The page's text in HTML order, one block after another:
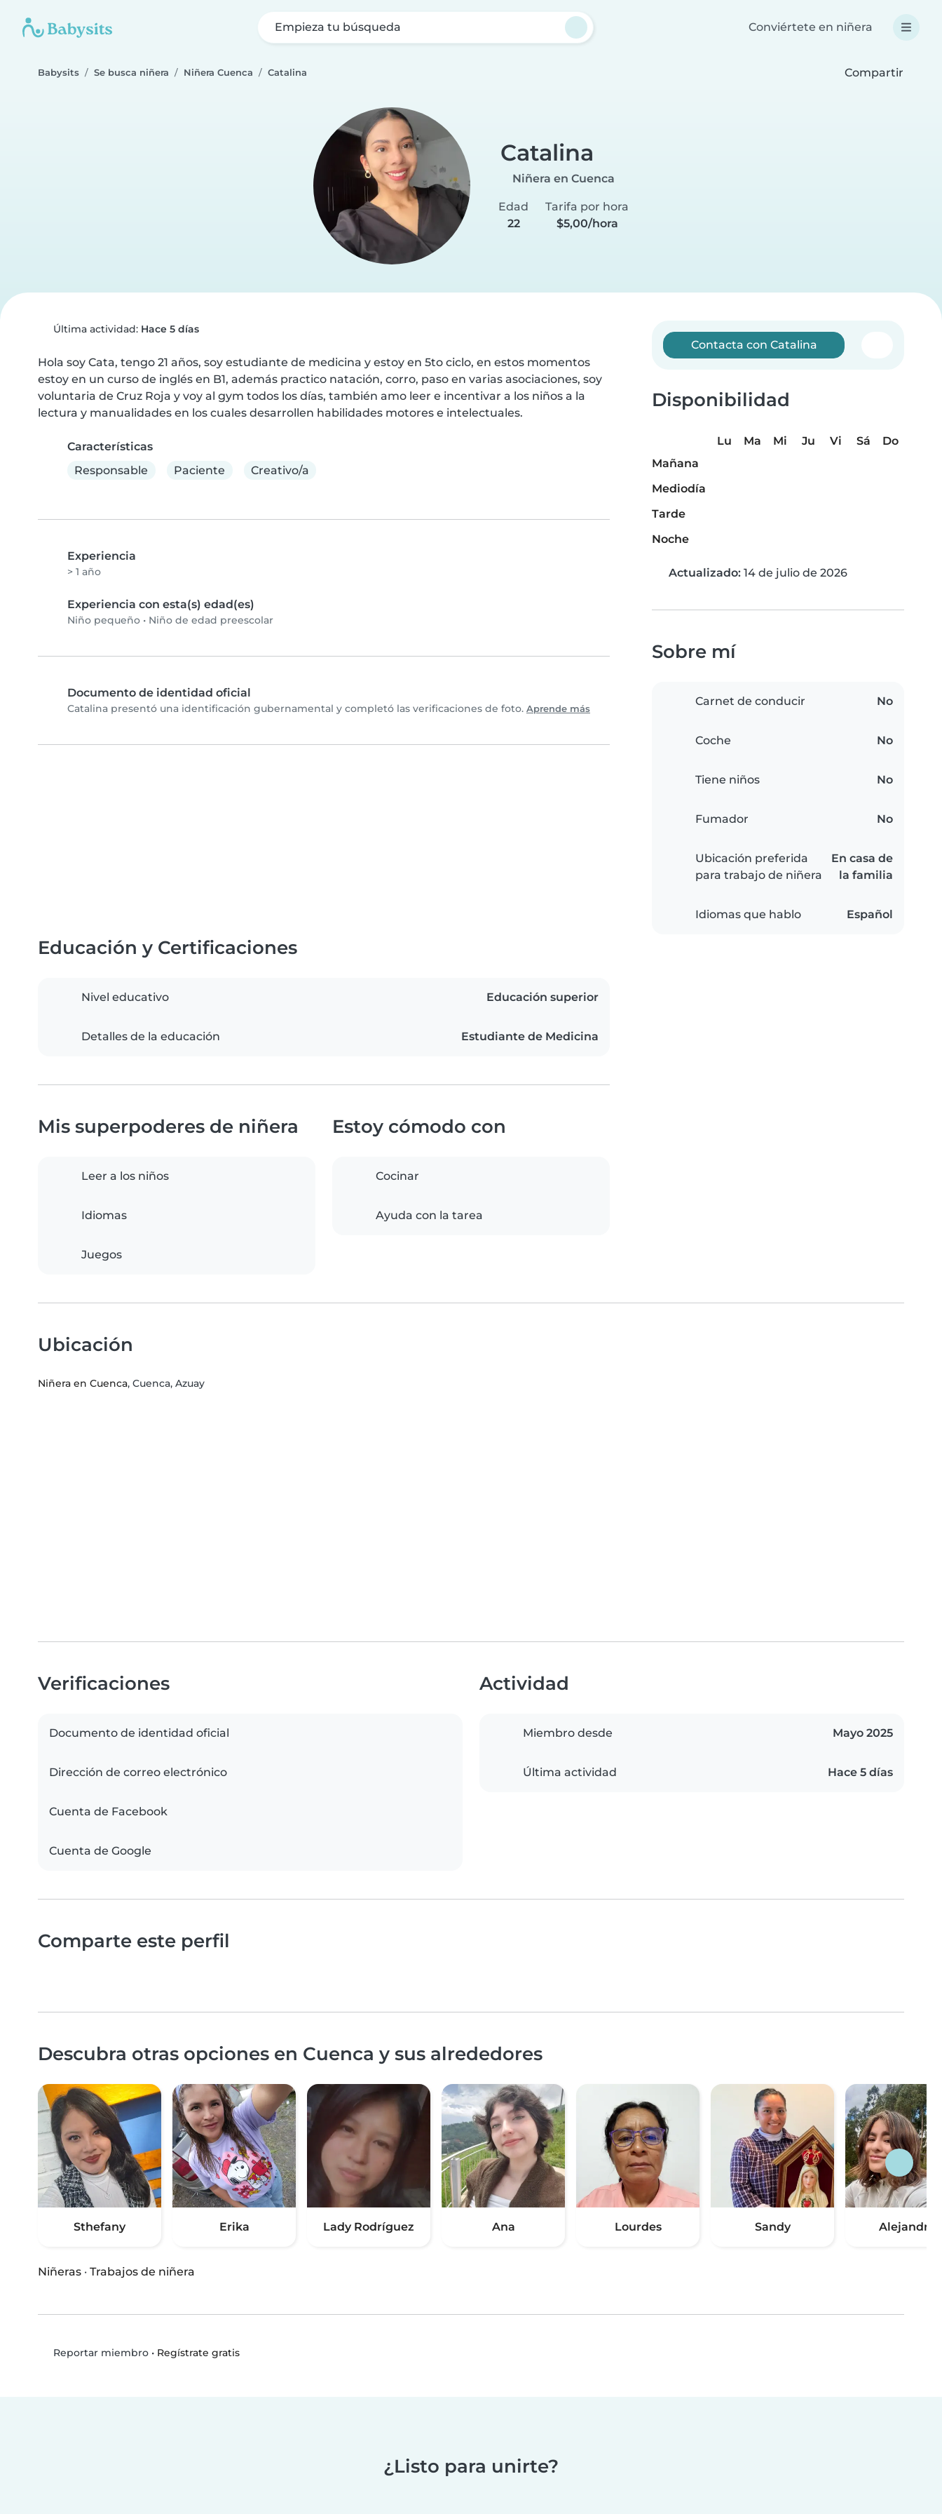
Empieza tu búsqueda Conviértete en niñera
Babysits Se busca niñera Niñera Cuenca Catalina Compartir
Catalina
Niñera en Cuenca
Edad
22
Tarifa por hora
$5,00/hora
Última actividad: Hace 5 días
Hola soy Cata, tengo 21 años, soy estudiante de medicina y estoy en 5to ciclo, en estos momentos
estoy en un curso de inglés en B1, además practico natación, corro, paso en varias asociaciones, soy
voluntaria de Cruz Roja y voy al gym todos los días, también amo leer e incentivar a los niños a la
lectura y manualidades en los cuales desarrollen habilidades motores e intelectuales.
Características
Responsable
Paciente Creativo/a
Experiencia
> 1 año
Experiencia con esta(s) edad(es)
Niño pequeño • Niño de edad preescolar
Documento de identidad oficial
Catalina presentó una identificación gubernamental y completó las verificaciones de foto. Aprende más
Contacta con Catalina
Disponibilidad
Lu Ma Mi Ju Vi Sá
Do
Mañana
Mediodía
Tarde
Noche
Actualizado: 14 de julio de 2026
Sobre mí
Carnet de conducir No
Coche No
Tiene niños No
Fumador No
Ubicación preferida
para trabajo de niñera
En casa de
la familia
Idiomas que hablo Español
Educación y Certificaciones
Nivel educativo Educación superior
Detalles de la educación Estudiante de Medicina
Mis superpoderes de niñera
Leer a los niños
Idiomas
Juegos
Estoy cómodo con
Cocinar
Ayuda con la tarea
Ubicación
Niñera en Cuenca, Cuenca, Azuay
Verificaciones
Documento de identidad oficial
Dirección de correo electrónico
Cuenta de Facebook
Cuenta de Google
Actividad
Miembro desde Mayo 2025
Última actividad Hace 5 días
Comparte este perfil
Descubra otras opciones en Cuenca y sus alrededores
Sthefany Erika Lady Rodríguez Ana Lourdes Sandy Alejandra
Niñeras · Trabajos de niñera
Reportar miembro• Regístrate gratis
¿Listo para unirte?